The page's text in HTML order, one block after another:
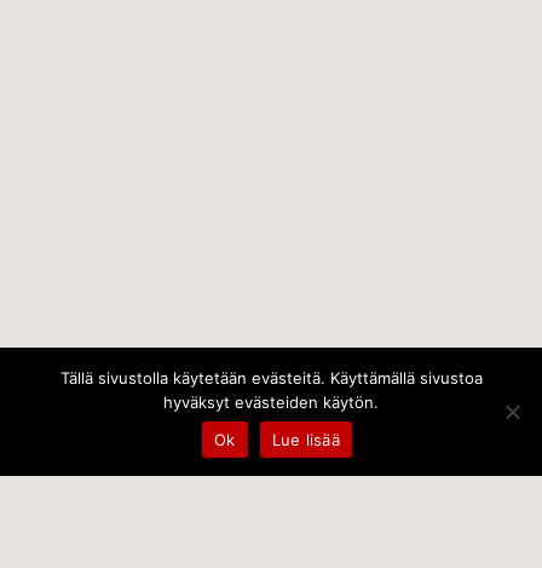
Tällä sivustolla käytetään evästeitä. Käyttämällä sivustoa
hyväksyt evästeiden käytön.
Ok
Lue lisää